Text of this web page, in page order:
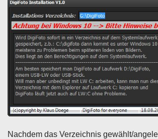
Nachdem das Verzeichnis gewählt/